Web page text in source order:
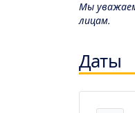
Мы
лицам.
Даты